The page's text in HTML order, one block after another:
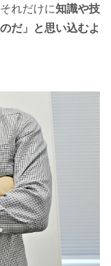
れだけに知識や技
だ」と思い込むよ